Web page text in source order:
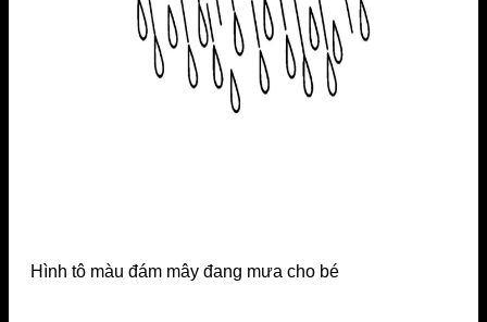
Hình tô màu đám mây đang mưa cho bé